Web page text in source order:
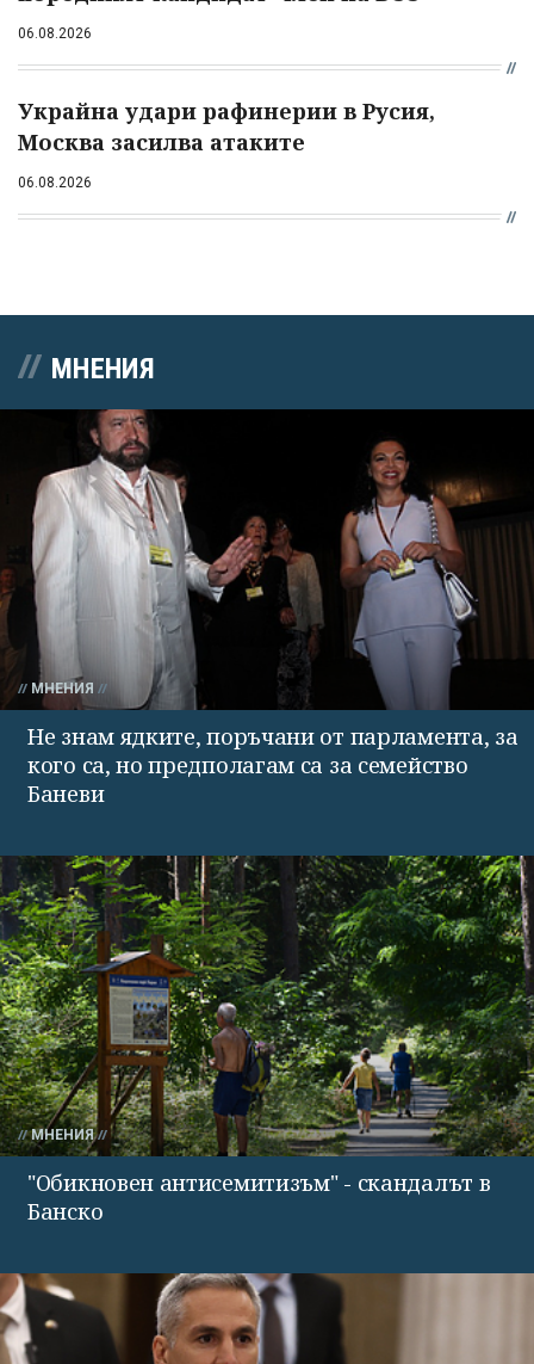
06.08.2026
Украйна удари рафинерии в Русия,
Москва засилва атаките
06.08.2026
МНЕНИЯ
МНЕНИЯ
Не знам ядките, поръчани от парламента, за
кого са, но предполагам са за семейство
Баневи
МНЕНИЯ
"Обикновен антисемитизъм" - скандалът в
Банско